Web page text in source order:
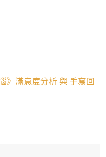
》滿意度分析 與 手寫回